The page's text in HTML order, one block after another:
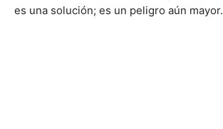
es una solución; es un peligro aún mayor.